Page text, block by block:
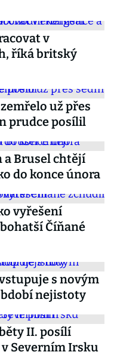
v
říká britský
už přes
prudce posílil
a Brusel chtějí
do konce února
vyřešení
Číňané
s novým
nejistoty
II. posílí
Severním Irsku